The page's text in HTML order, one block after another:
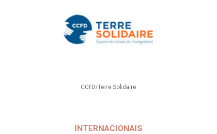
CCFD/Terre Solidaire
INTERNACIONAIS